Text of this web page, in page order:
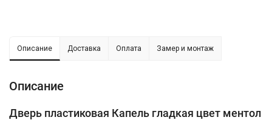
Описание Доставка Оплата Замер и монтаж
Описание
Дверь пластиковая Капель гладкая цвет ментол